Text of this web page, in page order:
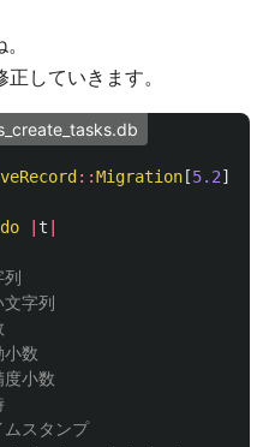
していきます。
::Migration [5.2]
do t
字列
数
小数
スタンプ